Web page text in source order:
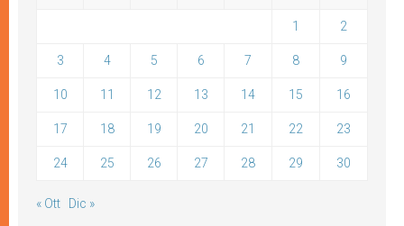
1 2
3 4 5 6 7 8 9
10 11 12 13 14 15 16
17 18 19 20 21 22 23
24 25 26 27 28 29 30
« Ott Dic »